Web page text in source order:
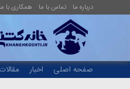
درباره ما تماس با ما همکاری با ما
صفحه اصلی اخبار مقالات